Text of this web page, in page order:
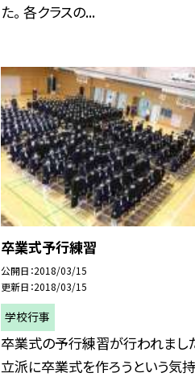
た。 各クラスの...
卒業式予行練習
公開日 2018/03/15
更新日 2018/03/15
学校行事
卒業式の予行練習が行われまし
立派に卒業式を作ろうという気